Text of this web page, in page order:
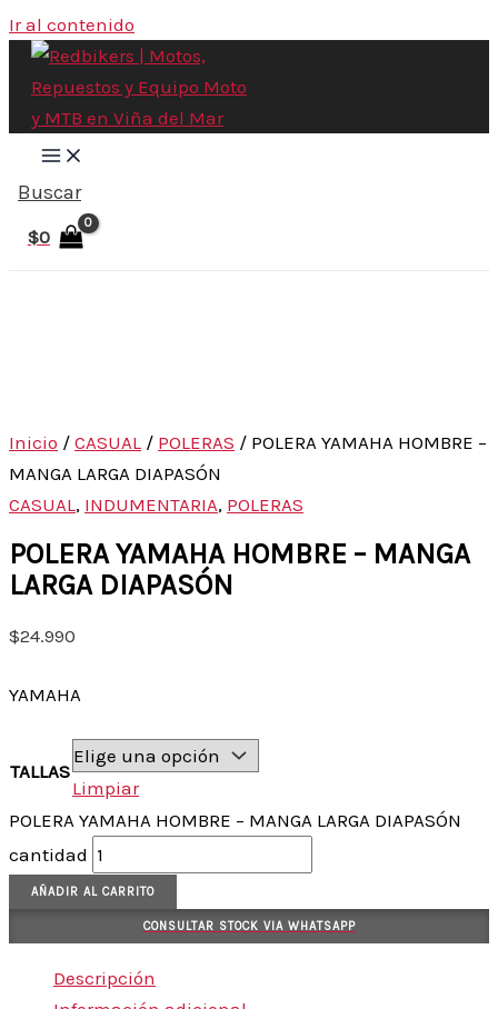
Ir al contenido
Buscar
$0
Inicio / CASUAL / POLERAS / POLERA YAMAHA HOMBRE –
MANGA LARGA DIAPASÓN
CASUAL, INDUMENTARIA, POLERAS
POLERA YAMAHA HOMBRE – MANGA
LARGA DIAPASÓN
$24.990
YAMAHA
TALLAS
Limpiar
POLERA YAMAHA HOMBRE – MANGA LARGA DIAPASÓN
cantidad
AÑADIR AL CARRITO
CONSULTAR STOCK VIA WHATSAPP
Descripción